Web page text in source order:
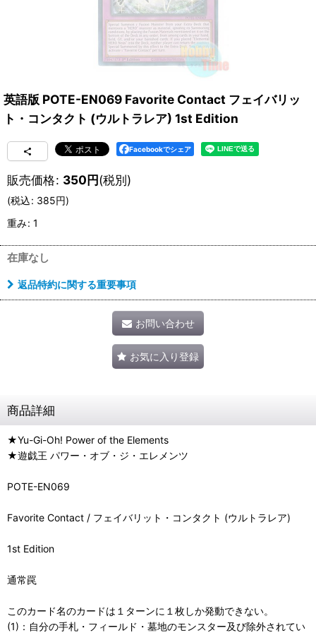
英語版 POTE-EN069 Favorite Contact フェイバリッ
ト・コンタクト (ウルトラレア) 1st Edition
Facebookでシェア
販売価格: 350円(税別)
(税込: 385円)
重み: 1
在庫なし
返品特約に関する重要事項
お問い合わせ
お気に入り登録
商品詳細
★Yu-Gi-Oh! Power of the Elements
★遊戯王 パワー・オブ・ジ・エレメンツ
POTE-EN069
Favorite Contact / フェイバリット・コンタクト (ウルトラレア)
1st Edition
通常罠
このカード名のカードは１ターンに１枚しか発動できない。
(1)：自分の手札・フィールド・墓地のモンスター及び除外されてい